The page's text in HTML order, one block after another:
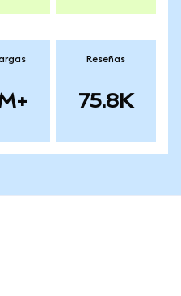
Reseñas
75.8K